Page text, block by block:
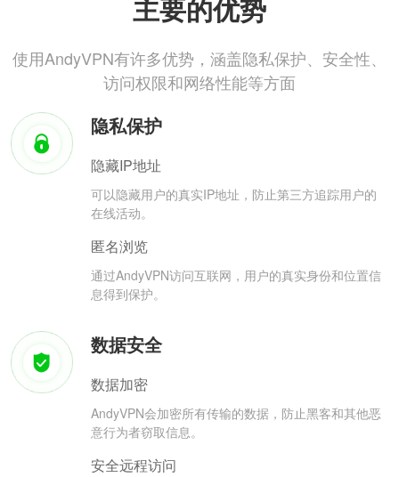
主要的优势
使用AndyVPN有许多优势，涵盖隐私保护、安全性、
访问权限和网络性能等方面
隐私保护
隐藏IP地址
可以隐藏用户的真实IP地址，防止第三方追踪用户的
在线活动。
匿名浏览
通过AndyVPN访问互联网，用户的真实身份和位置信
息得到保护。
数据安全
数据加密
AndyVPN会加密所有传输的数据，防止黑客和其他恶
意行为者窃取信息。
安全远程访问